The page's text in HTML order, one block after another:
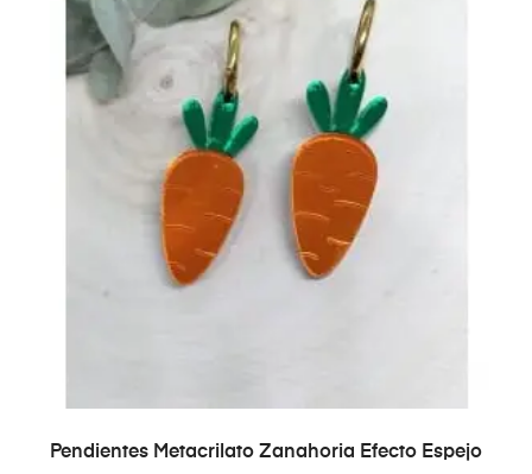
AÑADIR AL CARRITO
Pendientes Metacrilato Zanahoria Efecto Espejo